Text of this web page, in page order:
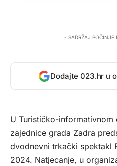
- SADRŽAJ POČINJE
Dodajte 023.hr u
U Turističko-informativnom
zajednice grada Zadra
dvodnevni trkački spektakl
2024. Natjecanje, u